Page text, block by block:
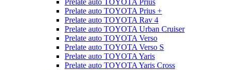
Prelate auto TOYOTA Prius
Prelate auto TOYOTA Prius +
Prelate auto TOYOTA Rav 4
Prelate auto TOYOTA Urban Cruiser
Prelate auto TOYOTA Verso
Prelate auto TOYOTA Verso S
Prelate auto TOYOTA Yaris
Prelate auto TOYOTA Yaris Cross